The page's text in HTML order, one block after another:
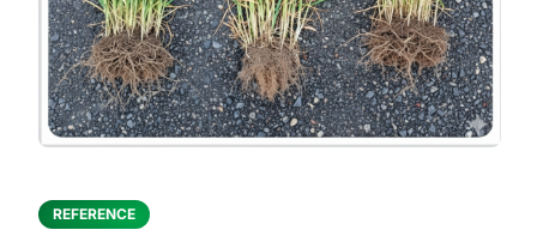
REFERENCE